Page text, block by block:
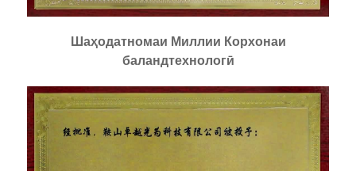
Шаҳодатномаи Миллии Корхонаи
баландтехнологӣ